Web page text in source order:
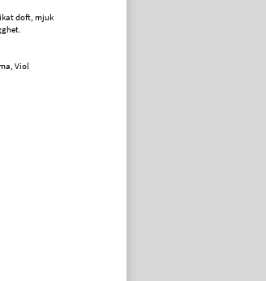
doft, mjuk
Viol